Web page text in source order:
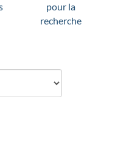
pour la
recherche